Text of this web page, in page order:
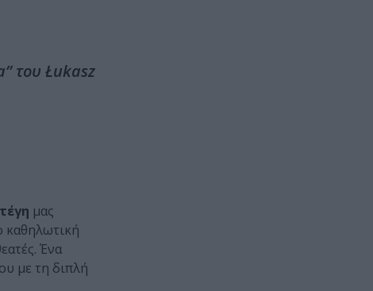
του Łukasz
μας
καθηλωτική
Ένα
με τη διπλή